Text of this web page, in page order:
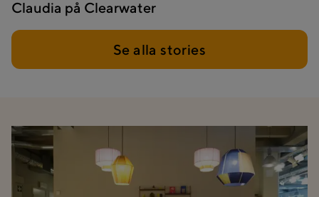
Claudia på Clearwater
Se alla stories